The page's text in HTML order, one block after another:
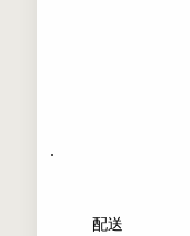
配送